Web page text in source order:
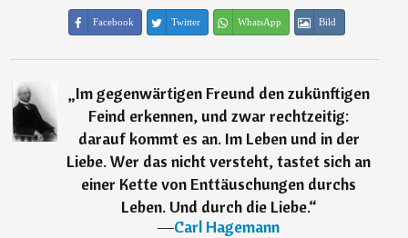
Facebook Twitter WhatsApp Bild
„Im gegenwärtigen Freund den zukünftigen
Feind erkennen, und zwar rechtzeitig:
darauf kommt es an. Im Leben und in der
Liebe. Wer das nicht versteht, tastet sich an
einer Kette von Enttäuschungen durchs
Leben. Und durch die Liebe.“
―Carl Hagemann